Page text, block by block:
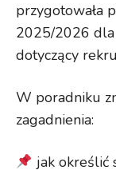
przygotowała
2025/2026 dla
dotyczący
W poradniku
zagadnienia:
jak określić